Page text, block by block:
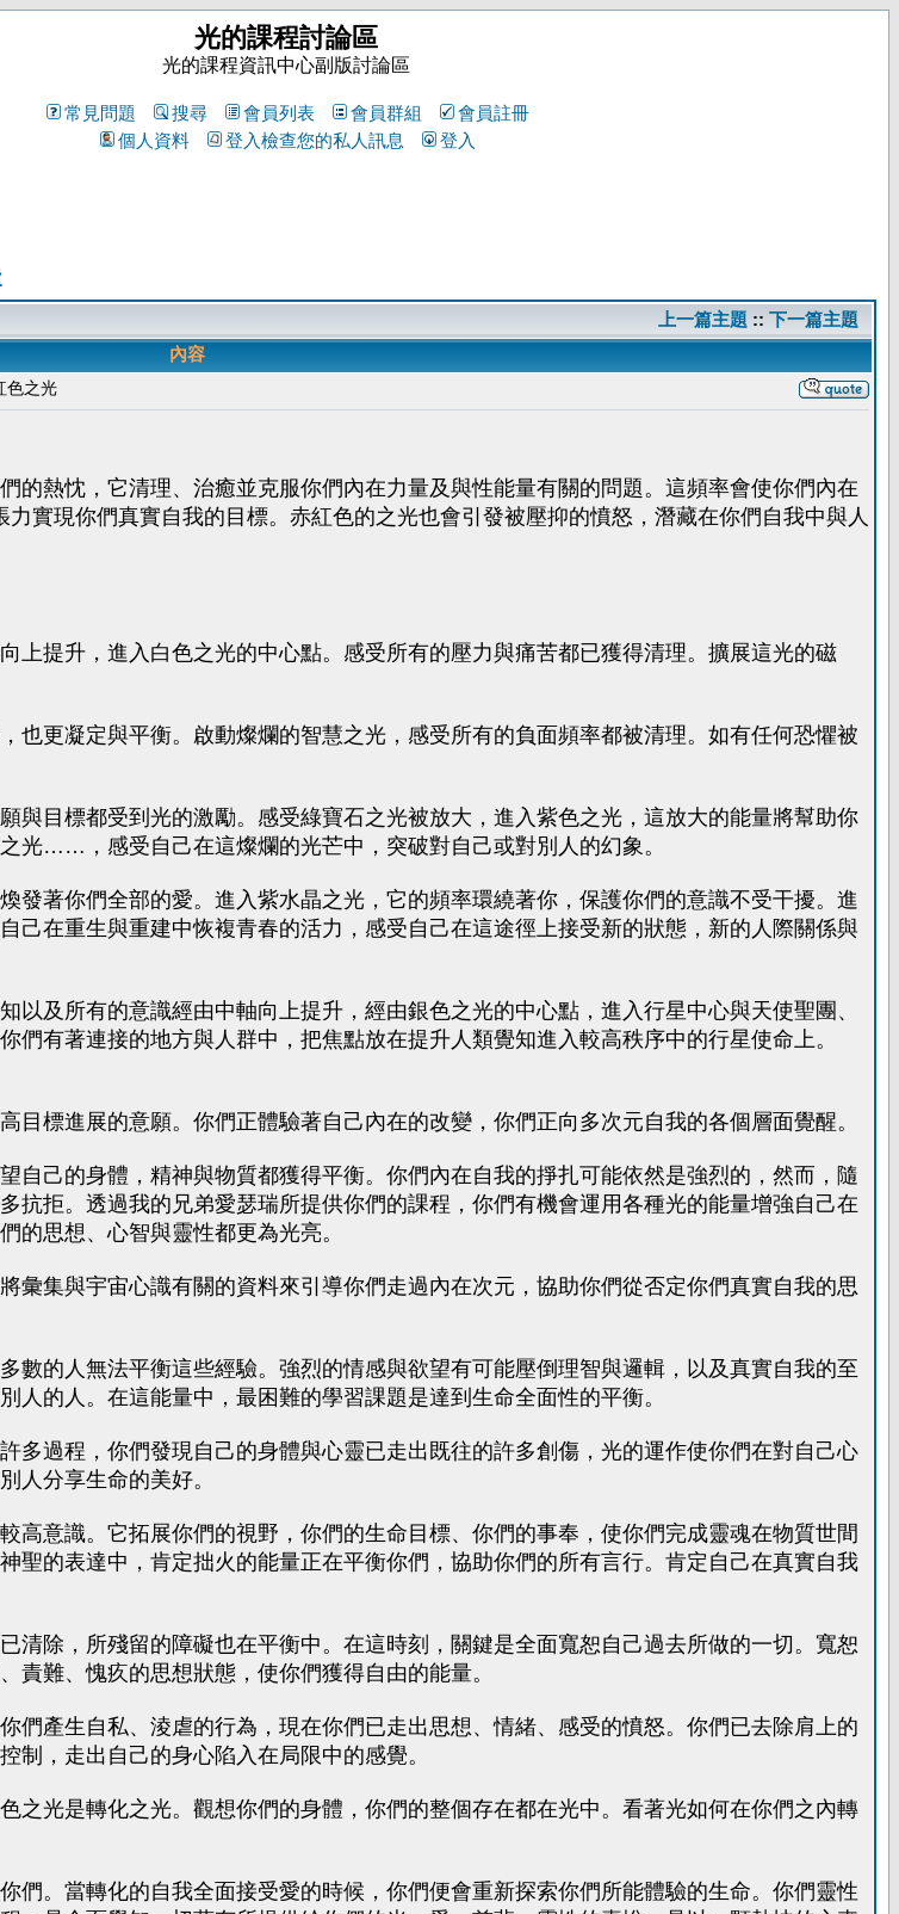
光的課程討論區
光的課程資訊中心副版討論區
常見問題 搜尋 會員列表 會員群組
會員註冊
個人資料
登入檢查您的私人訊息 登入
上一篇主題 :: 下一篇主題
內容
色之光
的熱忱，它清理、治癒並克服你們內在力量及與性能量有關的問題。這頻率會使你們內在
實現你們真實自我的目標。赤紅色的之光也會引發被壓抑的憤怒，潛藏在你們自我中與人
上提升，進入白色之光的中心點。感受所有的壓力與痛苦都已獲得清理。擴展這光的磁
也更凝定與平衡。啟動燦爛的智慧之光，感受所有的負面頻率都被清理。如有任何恐懼被
與目標都受到光的激勵。感受綠寶石之光被放大，進入紫色之光，這放大的能量將幫助你
……，感受自己在這燦爛的光芒中，突破對自己或對別人的幻象。
發著你們全部的愛。進入紫水晶之光，它的頻率環繞著你，保護你們的意識不受干擾。進
己在重生與重建中恢複青春的活力，感受自己在這途徑上接受新的狀態，新的人際關係與
以及所有的意識經由中軸向上提升，經由銀色之光的中心點，進入行星中心與天使聖團、
們有著連接的地方與人群中，把焦點放在提升人類覺知進入較高秩序中的行星使命上。
目標進展的意願。你們正體驗著自己內在的改變，你們正向多次元自我的各個層面覺醒。
自己的身體，精神與物質都獲得平衡。你們內在自我的掙扎可能依然是強烈的，然而，隨
抗拒。透過我的兄弟愛瑟瑞所提供你們的課程，你們有機會運用各種光的能量增強自己在
的思想、心智與靈性都更為光亮。
彙集與宇宙心識有關的資料來引導你們走過內在次元，協助你們從否定你們真實自我的思
數的人無法平衡這些經驗。強烈的情感與欲望有可能壓倒理智與邏輯，以及真實自我的至
的人。在這能量中，最困難的學習課題是達到生命全面性的平衡。
多過程，你們發現自己的身體與心靈已走出既往的許多創傷，光的運作使你們在對自己心
人分享生命的美好。
高意識。它拓展你們的視野，你們的生命目標、你們的事奉，使你們完成靈魂在物質世間
聖的表達中，肯定拙火的能量正在平衡你們，協助你們的所有言行。肯定自己在真實自我
清除，所殘留的障礙也在平衡中。在這時刻，關鍵是全面寬恕自己過去所做的一切。寬恕
責難、愧疚的思想狀態，使你們獲得自由的能量。
們產生自私、淩虐的行為，現在你們已走出思想、情緒、感受的憤怒。你們已去除肩上的
制，走出自己的身心陷入在局限中的感覺。
之光是轉化之光。觀想你們的身體，你們的整個存在都在光中。看著光如何在你們之內轉
們。當轉化的自我全面接受愛的時候，你們便會重新探索你們所能體驗的生命。你們靈性